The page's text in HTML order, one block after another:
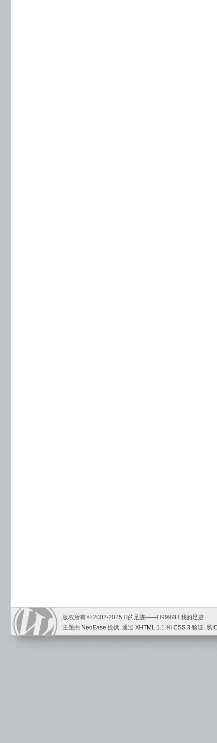
版权所有 © 2002-2025 H的足迹——H9999H 我的足迹
主题由 NeoEase 提供, 通过 XHTML 1.1 和 CSS 3 验证. 黑